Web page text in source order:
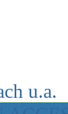
u.a.